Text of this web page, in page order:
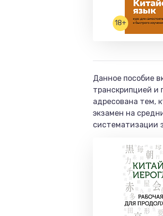
18+
Данное пособие
транскрипцией и
адресована тем,
экзамен на
систематизации